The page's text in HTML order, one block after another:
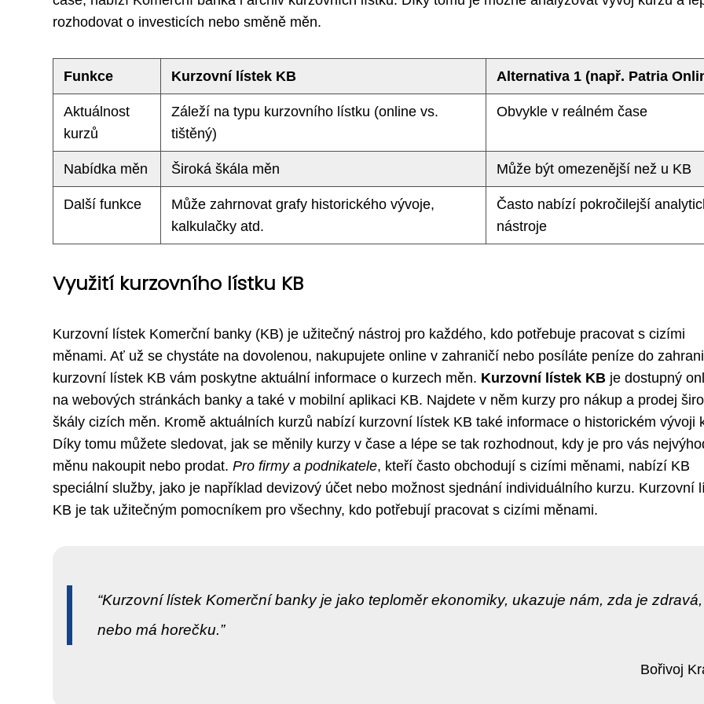
rozhodovat o investicích nebo směně měn.
Funkce Kurzovní lístek KB Alternativa 1 (např. Patria
Aktuálnost
kurzů
Záleží na typu kurzovního lístku (online vs.
tištěný)
Obvykle v reálném čase
Nabídka měn Široká škála měn Může být omezenější než u KB
Další funkce
Může zahrnovat grafy historického vývoje,
kalkulačky atd.
Často nabízí pokročilejší
nástroje
Využití kurzovního lístku KB
Kurzovní lístek Komerční banky (KB) je užitečný nástroj pro každého, kdo potřebuje pracovat s cizími
měnami. Ať už se chystáte na dovolenou, nakupujete online v zahraničí nebo posíláte peníze do
kurzovní lístek KB vám poskytne aktuální informace o kurzech měn. Kurzovní lístek KB je dostupný
na webových stránkách banky a také v mobilní aplikaci KB. Najdete v něm kurzy pro nákup a prodej
škály cizích měn. Kromě aktuálních kurzů nabízí kurzovní lístek KB také informace o historickém vývoji
Díky tomu můžete sledovat, jak se měnily kurzy v čase a lépe se tak rozhodnout, kdy je pro vás
měnu nakoupit nebo prodat. Pro firmy a podnikatele, kteří často obchodují s cizími měnami, nabízí KB
speciální služby, jako je například devizový účet nebo možnost sjednání individuálního kurzu. Kurzovní
KB je tak užitečným pomocníkem pro všechny, kdo potřebují pracovat s cizími měnami.
Kurzovní lístek Komerční banky je jako teploměr ekonomiky, ukazuje nám, zda je zdravá,
nebo má horečku.
Bořivoj